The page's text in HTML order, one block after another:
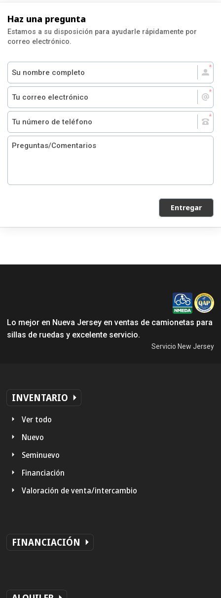
Haz una pregunta
Estamos a su disposición para ayudarle rápidamente por
correo electrónico.
Entregar
Lo mejor en Nueva Jersey en ventas de camionetas para
sillas de ruedas y excelente servicio.
Servicio New Jersey
INVENTARIO
Ver todo
Nuevo
Seminuevo
Financiación
Valoración de venta/intercambio
FINANCIACIÓN